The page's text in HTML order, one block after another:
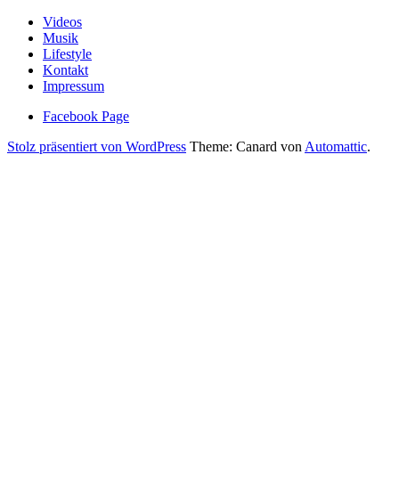
Videos
Musik
Lifestyle
Kontakt
Impressum
Facebook Page
Stolz präsentiert von WordPress Theme: Canard von Automattic.